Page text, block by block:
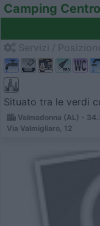
Camping
Situato tra le verdi
Valmadonna (AL) -
Via Valmigliaro, 12